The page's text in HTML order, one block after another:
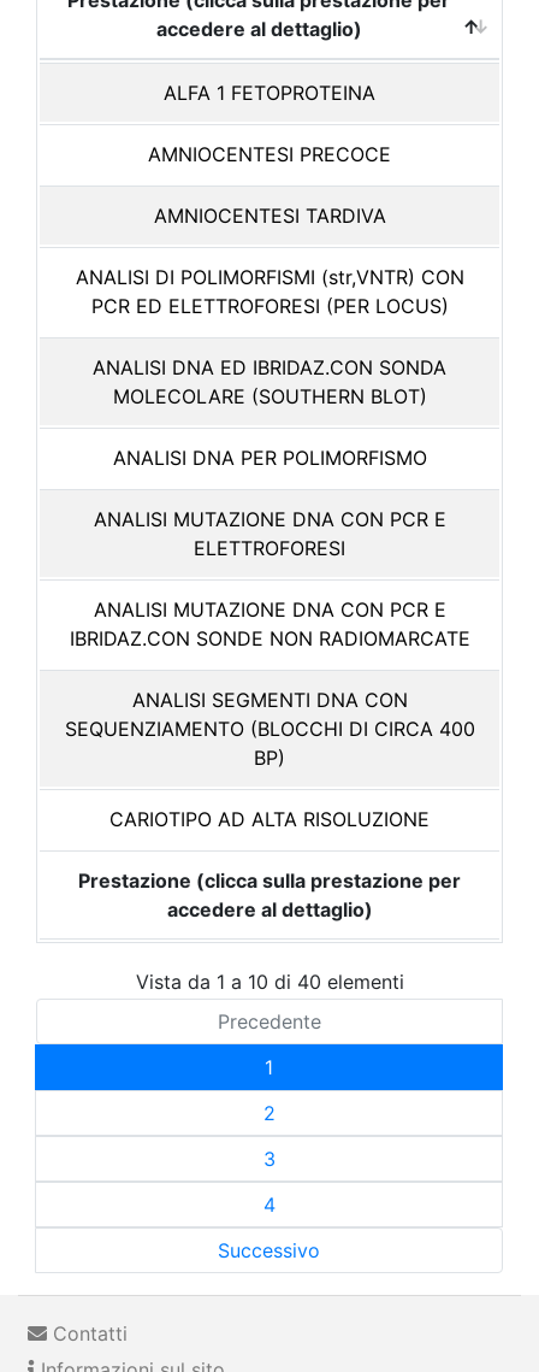
accedere al dettaglio)
ALFA 1 FETOPROTEINA
AMNIOCENTESI PRECOCE
AMNIOCENTESI TARDIVA
ANALISI DI POLIMORFISMI (str,VNTR) CON
PCR ED ELETTROFORESI (PER LOCUS)
ANALISI DNA ED IBRIDAZ.CON SONDA
MOLECOLARE (SOUTHERN BLOT)
ANALISI DNA PER POLIMORFISMO
ANALISI MUTAZIONE DNA CON PCR E
ELETTROFORESI
ANALISI MUTAZIONE DNA CON PCR E
IBRIDAZ.CON SONDE NON RADIOMARCATE
ANALISI SEGMENTI DNA CON
SEQUENZIAMENTO (BLOCCHI DI CIRCA 400
BP)
CARIOTIPO AD ALTA RISOLUZIONE
Prestazione (clicca sulla prestazione per
accedere al dettaglio)
Vista da 1 a 10 di 40 elementi
Precedente
1
2
3
4
Successivo
Contatti